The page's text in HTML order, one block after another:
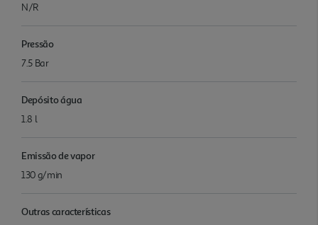
N/R
Pressão
7.5 Bar
Depósito água
1.8 l
Emissão de vapor
130 g/min
Outras características